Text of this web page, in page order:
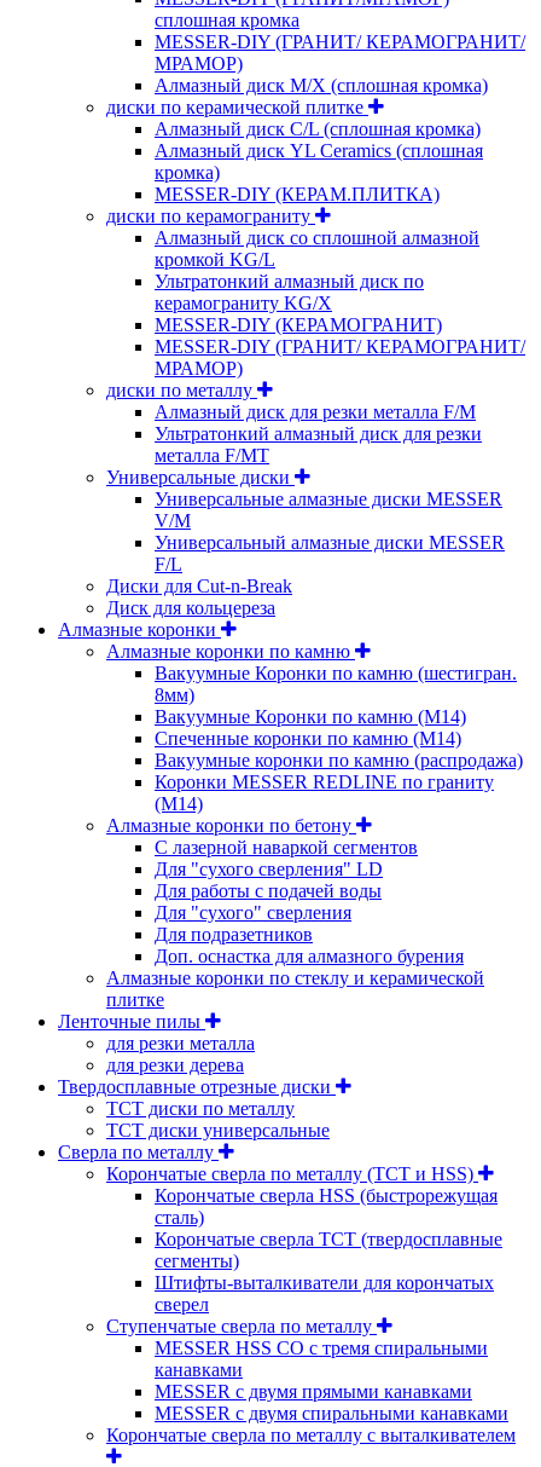
сплошная кромка
MESSER-DIY (ГРАНИТ/ КЕРАМОГРАНИТ/
МРАМОР)
Алмазный диск M/X (сплошная кромка)
диски по керамической плитке
Алмазный диск C/L (сплошная кромка)
Алмазный диск YL Ceramics (сплошная
кромка)
MESSER-DIY (КЕРАМ.ПЛИТКА)
диски по керамограниту
Алмазный диск со сплошной алмазной
кромкой KG/L
Ультратонкий алмазный диск по
керамограниту KG/X
MESSER-DIY (КЕРАМОГРАНИТ)
MESSER-DIY (ГРАНИТ/ КЕРАМОГРАНИТ/
МРАМОР)
диски по металлу
Алмазный диск для резки металла F/M
Ультратонкий алмазный диск для резки
металла F/MT
Универсальные диски
Универсальные алмазные диски MESSER
V/M
Универсальный алмазные диски MESSER
F/L
Диски для Cut-n-Break
Диск для кольцереза
Алмазные коронки
Алмазные коронки по камню
Вакуумные Коронки по камню (шестигран.
8мм)
Вакуумные Коронки по камню (M14)
Спеченные коронки по камню (M14)
Вакуумные коронки по камню (распродажа)
Коронки MESSER REDLINE по граниту
(М14)
Алмазные коронки по бетону
С лазерной наваркой сегментов
Для "сухого сверления" LD
Для работы с подачей воды
Для "сухого" сверления
Для подразетников
Доп. оснастка для алмазного бурения
Алмазные коронки по стеклу и керамической
плитке
Ленточные пилы
для резки металла
для резки дерева
Твердосплавные отрезные диски
ТСТ диски по металлу
ТСТ диски универсальные
Сверла по металлу
Корончатые сверла по металлу (TCT и HSS)
Корончатые сверла HSS (быстрорежущая
сталь)
Корончатые сверла TCT (твердосплавные
сегменты)
Штифты-выталкиватели для корончатых
сверел
Ступенчатые сверла по металлу
MESSER HSS CО с тремя спиральными
канавками
MESSER с двумя прямыми канавками
MESSER с двумя спиральными канавками
Корончатые сверла по металлу c выталкивателем